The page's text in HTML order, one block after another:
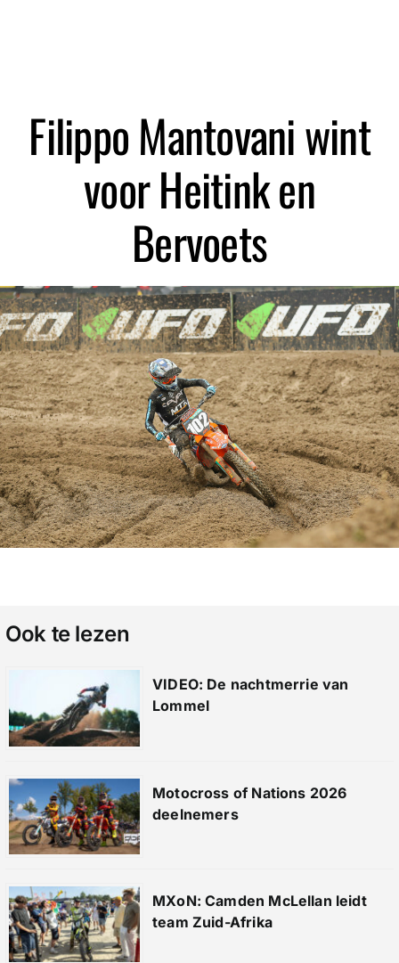
Filippo Mantovani wint
voor Heitink en
Bervoets
Ook te lezen
VIDEO: De nachtmerrie van
Lommel
Motocross of Nations 2026
deelnemers
MXoN: Camden McLellan leidt
team Zuid-Afrika